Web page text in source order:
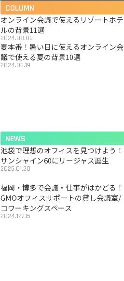
COLUMN
オンライン会議で使えるリゾートホテ
ルの背景11選
2024.08.06
夏本番！暑い日に使えるオンライン会
議で使える夏の背景10選
2024.06.19
NEWS
池袋で理想のオフィスを見つけよう！
サンシャイン60にリージャス誕生
2025.01.20
福岡・博多で会議・仕事がはかどる！
GMOオフィスサポートの貸し会議室/
コワーキングスペース
2024.12.05